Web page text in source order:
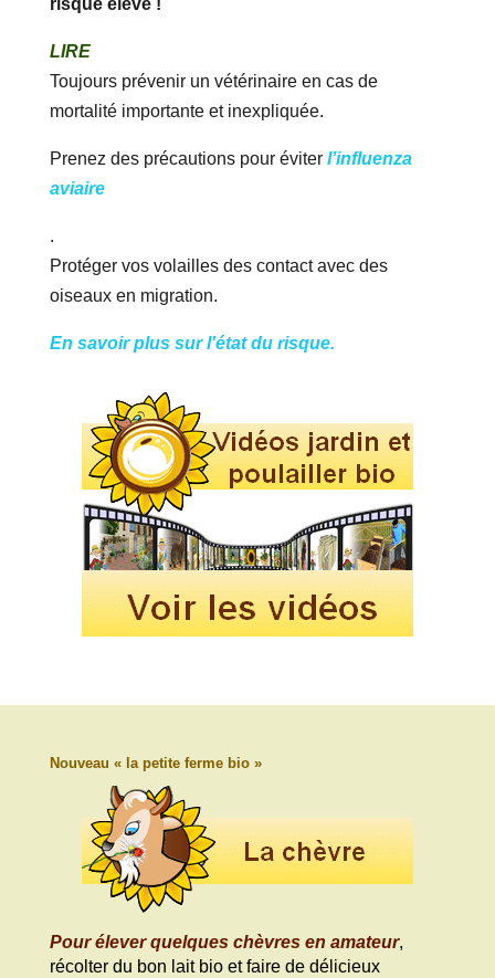
risque élevé !
LIRE
Toujours prévenir un vétérinaire en cas de
mortalité importante et inexpliquée.
Prenez des précautions pour éviter l’influenza
aviaire
.
Protéger vos volailles des contact avec des
oiseaux en migration.
En savoir plus sur l'état du risque.
Nouveau « la petite ferme bio »
Pour élever quelques chèvres en amateur,
récolter du bon lait bio et faire de délicieux